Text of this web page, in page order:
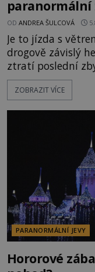
paranormální
OD ANDREA ŠULCOVÁ
Je to jízda s
drogově závislý
ztratí poslední
po silnicích ve
řetězu. Vše
následně
momentem se
ZOBRAZIT VÍCE
PARANORMÁLNÍ JEVY
Hororové